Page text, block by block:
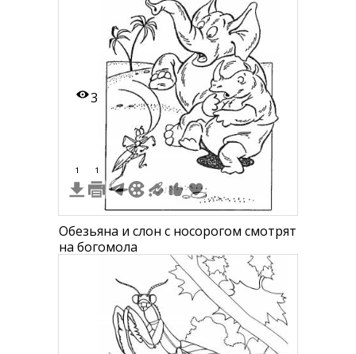
3
1 1
Обезьяна и слон с носорогом смотрят
на богомола